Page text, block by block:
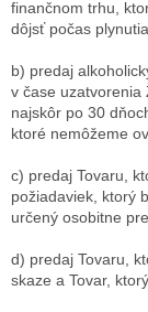
finančnom trhu,
dôjsť počas
b) predaj
v čase uzatvorenia
najskôr po 30
ktoré nemôžeme
c) predaj Tovaru,
požiadaviek, ktorý
určený osobitne
d) predaj Tovaru,
skaze a Tovar,